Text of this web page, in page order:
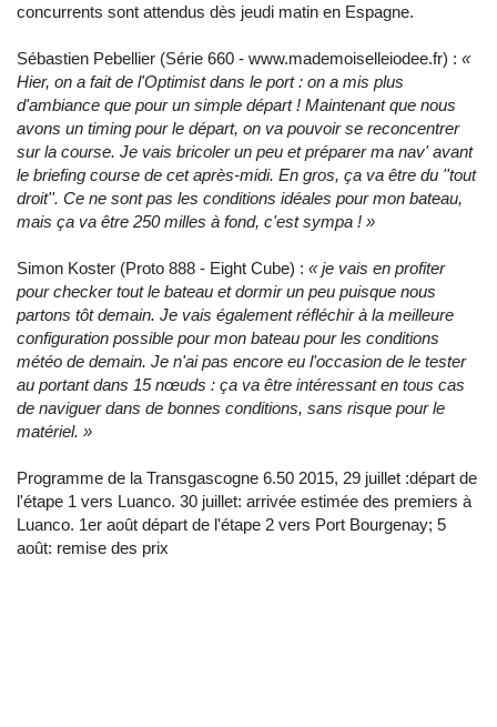
concurrents sont attendus dès jeudi matin en Espagne.
Sébastien Pebellier (Série 660 - www.mademoiselleiodee.fr) : «
Hier, on a fait de l'Optimist dans le port : on a mis plus
d'ambiance que pour un simple départ ! Maintenant que nous
avons un timing pour le départ, on va pouvoir se reconcentrer
sur la course. Je vais bricoler un peu et préparer ma nav' avant
le briefing course de cet après-midi. En gros, ça va être du ''tout
droit''. Ce ne sont pas les conditions idéales pour mon bateau,
mais ça va être 250 milles à fond, c'est sympa ! »
Simon Koster (Proto 888 - Eight Cube) : « je vais en profiter
pour checker tout le bateau et dormir un peu puisque nous
partons tôt demain. Je vais également réfléchir à la meilleure
configuration possible pour mon bateau pour les conditions
météo de demain. Je n'ai pas encore eu l'occasion de le tester
au portant dans 15 nœuds : ça va être intéressant en tous cas
de naviguer dans de bonnes conditions, sans risque pour le
matériel. »
Programme de la Transgascogne 6.50 2015, 29 juillet :départ de
l'étape 1 vers Luanco. 30 juillet: arrivée estimée des premiers à
Luanco. 1er août départ de l'étape 2 vers Port Bourgenay; 5
août: remise des prix